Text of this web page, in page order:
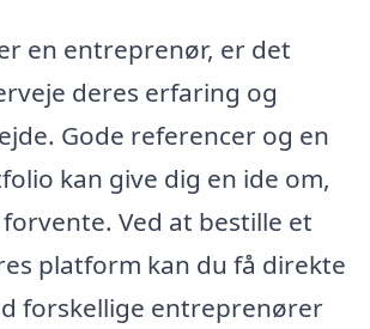
en entreprenør, er det
deres erfaring og
Gode referencer og en
kan give dig en ide om,
Ved at bestille et
platform kan du få direkte
forskellige entreprenører